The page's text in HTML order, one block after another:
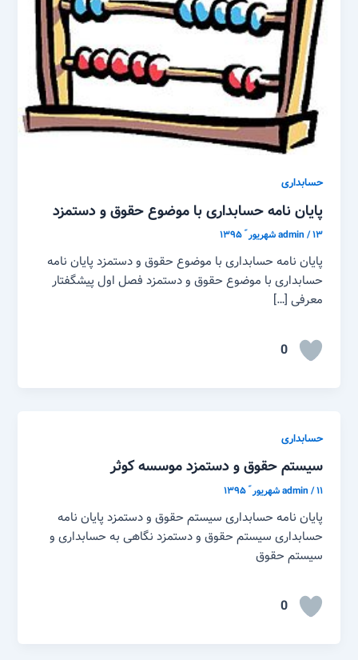
حسابداری
پایان نامه حسابداری با موضوع حقوق و دستمزد
admin/۱۳ شهریور ّ ۱۳۹۵
پایان نامه حسابداری با موضوع حقوق و دستمزد پایان نامه
حسابداری با موضوع حقوق و دستمزد فصل اول پیشگفتار
معرفی […]
0
حسابداری
سیستم حقوق و دستمزد موسسه کوثر
admin/۱۱ شهریور ّ ۱۳۹۵
پایان نامه حسابداری سیستم حقوق و دستمزد پایان نامه
حسابداری سیستم حقوق و دستمزد نگاهی به حسابداری و
سیستم حقوق
0